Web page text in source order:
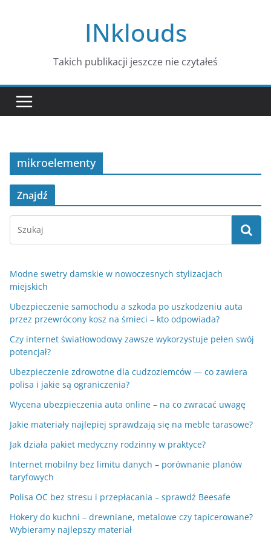
INklouds
Takich publikacji jeszcze nie czytałeś
mikroelementy
Znajdź
Modne swetry damskie w nowoczesnych stylizacjach
miejskich
Ubezpieczenie samochodu a szkoda po uszkodzeniu auta
przez przewrócony kosz na śmieci – kto odpowiada?
Czy internet światłowodowy zawsze wykorzystuje pełen swój
potencjał?
Ubezpieczenie zdrowotne dla cudzoziemców — co zawiera
polisa i jakie są ograniczenia?
Wycena ubezpieczenia auta online – na co zwracać uwagę
Jakie materiały najlepiej sprawdzają się na meble tarasowe?
Jak działa pakiet medyczny rodzinny w praktyce?
Internet mobilny bez limitu danych – porównanie planów
taryfowych
Polisa OC bez stresu i przepłacania – sprawdź Beesafe
Hokery do kuchni – drewniane, metalowe czy tapicerowane?
Wybieramy najlepszy materiał